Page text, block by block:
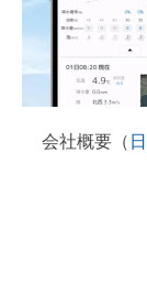
会社概要（